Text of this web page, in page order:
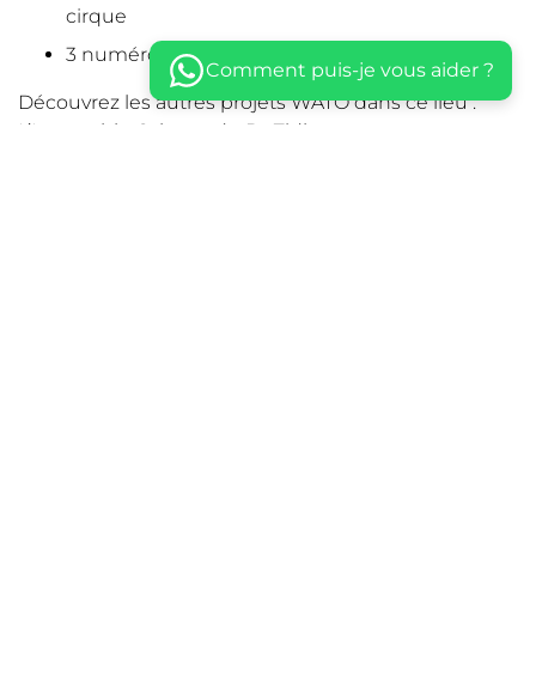
Comment puis-je vous aider ?
cirque
3 numéros de cirque pour rythmer le dîner
Découvrez les autres projets WATO dans ce lieu :
L’Incroyable Cabaret du Dr Zidler